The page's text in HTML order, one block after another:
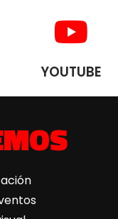
YOUTUBE